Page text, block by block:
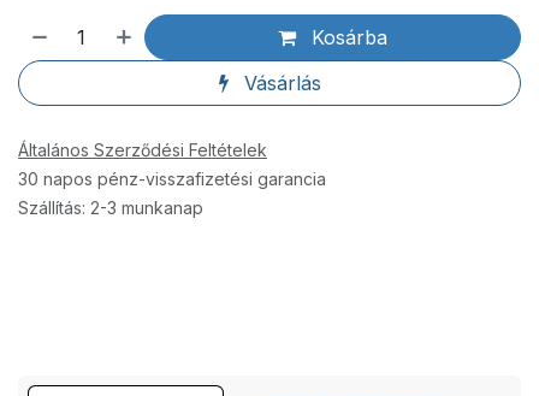
Kosárba
Vásárlás
Általános Szerződési Feltételek
30 napos pénz-visszafizetési garancia
Szállítás: 2-3 munkanap